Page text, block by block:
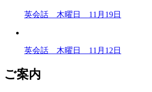
英会話 木曜日 11月19日
英会話 木曜日 11月12日
ご案内